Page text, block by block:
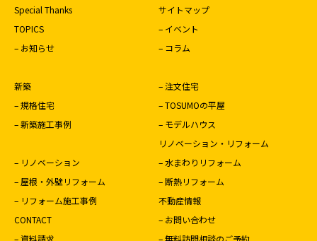
Special Thanks
サイトマップ
TOPICS
– イベント
– お知らせ
– コラム
新築
– 注文住宅
– 規格住宅
– TOSUMOの平屋
– 新築施工事例
– モデルハウス
リノベーション・リフォーム
– リノベーション
– 水まわりリフォーム
– 屋根・外壁リフォーム
– 断熱リフォーム
– リフォーム施工事例
不動産情報
CONTACT
– お問い合わせ
– 資料請求
– 無料訪問相談のご予約